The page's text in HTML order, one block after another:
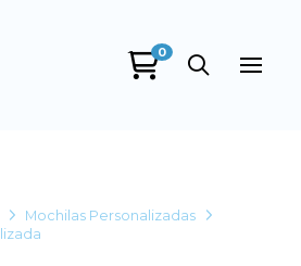
0
Mochilas Personalizadas